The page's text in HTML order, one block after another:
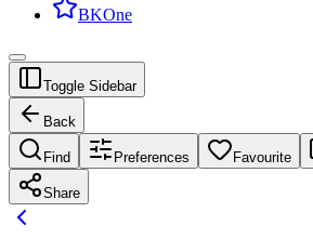
BKOne
Toggle Sidebar
Back
Find Preferences Favourite
Share